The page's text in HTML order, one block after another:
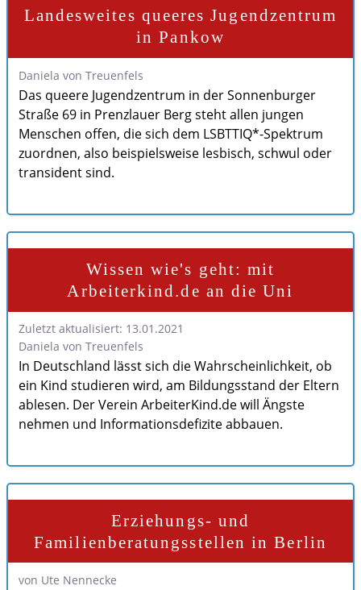
Landesweites queeres Jugendzentrum
in Pankow
Daniela von Treuenfels
Das queere Jugendzentrum in der Sonnenburger
Straße 69 in Prenzlauer Berg steht allen jungen
Menschen offen, die sich dem LSBTTIQ*-Spektrum
zuordnen, also beispielsweise lesbisch, schwul oder
transident sind.
Wissen wie's geht: mit
Arbeiterkind.de an die Uni
Zuletzt aktualisiert: 13.01.2021
Daniela von Treuenfels
In Deutschland lässt sich die Wahrscheinlichkeit, ob
ein Kind studieren wird, am Bildungsstand der Eltern
ablesen. Der Verein ArbeiterKind.de will Ängste
nehmen und Informationsdefizite abbauen.
Erziehungs- und
Familienberatungsstellen in Berlin
von Ute Nennecke